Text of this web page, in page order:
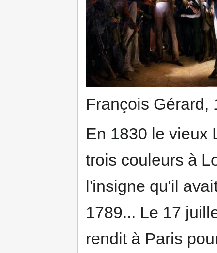
François Gérard,
En 1830 le vieux
trois couleurs à
l'insigne qu'il
1789... Le 17
rendit à Paris